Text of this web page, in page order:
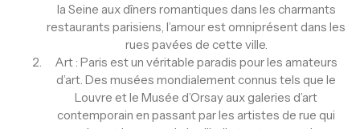
la Seine aux dîners romantiques dans les charmants
restaurants parisiens, l’amour est omniprésent dans les
rues pavées de cette ville.
Art : Paris est un véritable paradis pour les amateurs
d’art. Des musées mondialement connus tels que le
Louvre et le Musée d’Orsay aux galeries d’art
contemporain en passant par les artistes de rue qui